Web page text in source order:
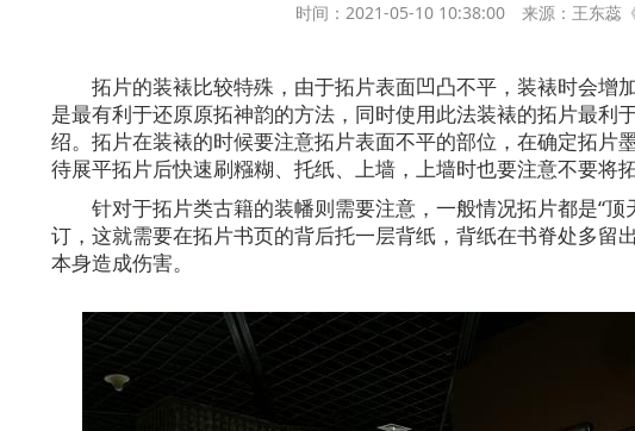
时间：2021-05-10 10:38:00 来源：王东蕊
拓片的装裱比较特殊，由于拓片表面凹凸不平，装裱时会
是最有利于还原原拓神韵的方法，同时使用此法装裱的拓片最
绍。拓片在装裱的时候要注意拓片表面不平的部位，在确定拓片
待展平拓片后快速刷糨糊、托纸、上墙，上墙时也要注意不要将
针对于拓片类古籍的装幡则需要注意，一般情况拓片都是“
订，这就需要在拓片书页的背后托一层背纸，背纸在书脊处多
本身造成伤害。